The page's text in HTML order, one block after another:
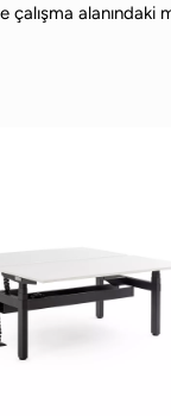
alanındaki